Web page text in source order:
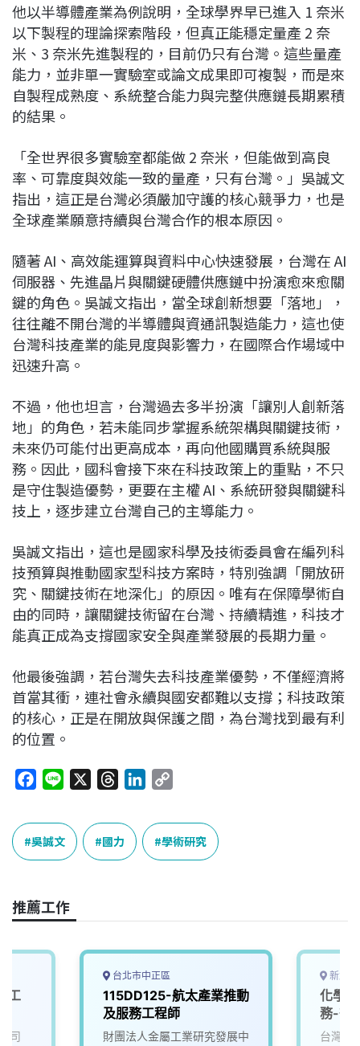
他以半導體產業為例說明，全球學界早已進入 1 奈米
以下製程的理論探索階段，但真正能穩定量產 2 奈
米、3 奈米先進製程的，目前仍只有台灣。這些量產
能力，並非單一實驗室或論文成果即可複製，而是來
自製程成熟度、系統整合能力與完整供應鏈長期累積
的結果。
「全世界很多實驗室都能做 2 奈米，但能做到高良
率、可靠度與效能一致的量產，只有台灣。」吳誠文
指出，這正是台灣必須嚴加守護的核心競爭力，也是
全球產業願意持續與台灣合作的根本原因。
隨著 AI、高效能運算與資料中心快速發展，台灣在 AI
伺服器、先進晶片與關鍵硬體供應鏈中扮演愈來愈關
鍵的角色。吳誠文指出，當全球創新想要「落地」，
往往離不開台灣的半導體與資通訊製造能力，這也使
台灣科技產業的能見度與影響力，在國際合作場域中
迅速升高。
不過，他也坦言，台灣過去多半扮演「讓別人創新落
地」的角色，若未能同步掌握系統架構與關鍵技術，
未來仍可能付出更高成本，再向他國購買系統與服
務。因此，國科會接下來在科技政策上的重點，不只
是守住製造優勢，更要在主權 AI、系統研發與關鍵科
技上，逐步建立台灣自己的主導能力。
吳誠文指出，這也是國家科學及技術委員會在編列科
技預算與推動國家型科技方案時，特別強調「開放研
究、關鍵技術在地深化」的原因。唯有在保障學術自
由的同時，讓關鍵技術留在台灣、持續精進，科技才
能真正成為支撐國家安全與產業發展的長期力量。
他最後強調，若台灣失去科技產業優勢，不僅經濟將
首當其衝，連社會永續與國安都難以支撐；科技政策
的核心，正是在開放與保護之間，為台灣找到最有利
的位置。
c
e
b
o
k
n
e
r
e
a
n
e
n
p
y
L
k
吳誠文 國力 學術研究
推薦工作
工
司
台北市中正區
115DD125-航太產業推動
及服務工程師
財團法人金屬工業研究發展中
新北
化學
務-微
台灣檢